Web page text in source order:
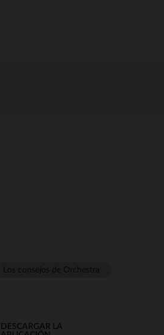
DESCARGAR LA